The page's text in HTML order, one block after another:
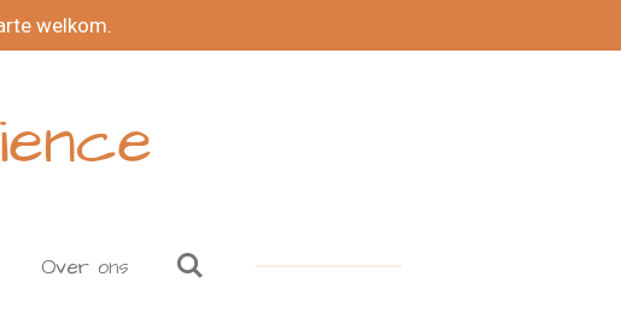
welkom.
Over ons